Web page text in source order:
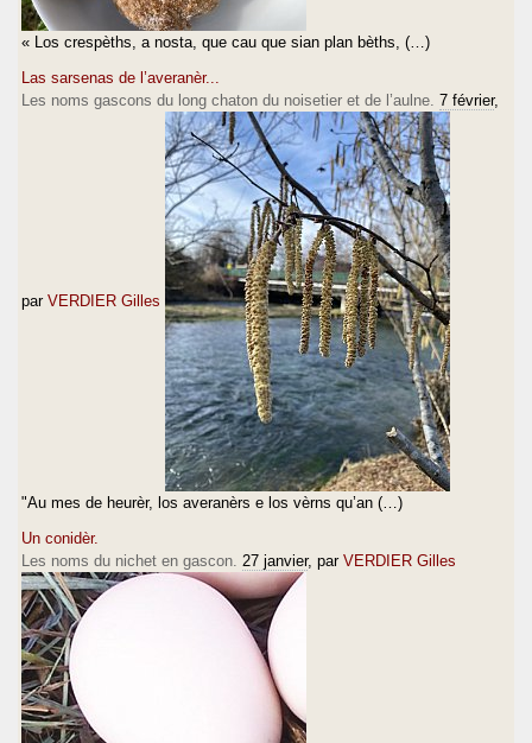
« Los crespèths, a nosta, que cau que sian plan bèths, (…)
Las sarsenas de l’averanèr...
Les noms gascons du long chaton du noisetier et de l’aulne. 7 février,
par VERDIER Gilles
"Au mes de heurèr, los averanèrs e los vèrns qu’an (…)
Un conidèr.
Les noms du nichet en gascon. 27 janvier, par VERDIER Gilles